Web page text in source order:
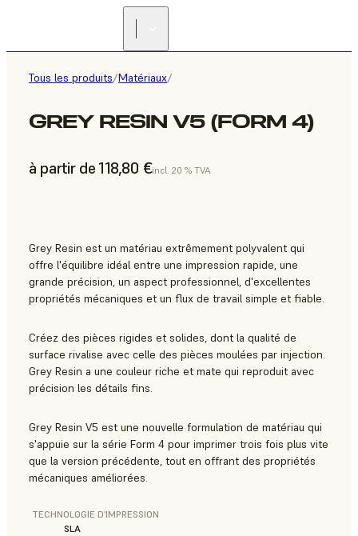
Tous les produits/Matériaux/
GREY RESIN V5 (FORM 4)
à partir de 118,80 €incl. 20 % TVA
Grey Resin est un matériau extrêmement polyvalent qui
offre l'équilibre idéal entre une impression rapide, une
grande précision, un aspect professionnel, d'excellentes
propriétés mécaniques et un flux de travail simple et fiable.
Créez des pièces rigides et solides, dont la qualité de
surface rivalise avec celle des pièces moulées par injection.
Grey Resin a une couleur riche et mate qui reproduit avec
précision les détails fins.
Grey Resin V5 est une nouvelle formulation de matériau qui
s'appuie sur la série Form 4 pour imprimer trois fois plus vite
que la version précédente, tout en offrant des propriétés
mécaniques améliorées.
TECHNOLOGIE D’IMPRESSION
SLA